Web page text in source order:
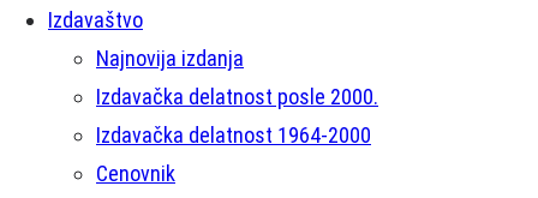
Izdavaštvo
Najnovija izdanja
Izdavačka delatnost posle 2000.
Izdavačka delatnost 1964-2000
Cenovnik